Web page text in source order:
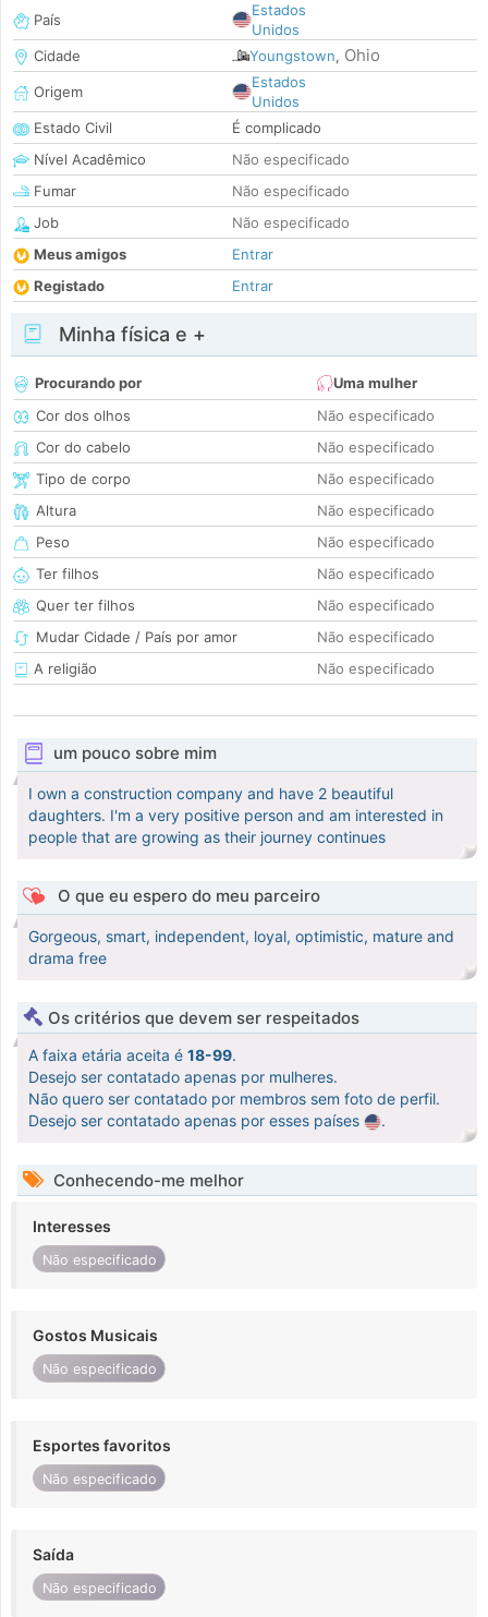
País
Estados
Unidos
Cidade
Youngstown, Ohio
Origem
Estados
Unidos
Estado Civil
É complicado
Nível Acadêmico
Não especificado
Fumar
Não especificado
Job
Não especificado
Meus amigos
Entrar
Registado
Entrar
Minha física e +
Procurando por
Uma mulher
Cor dos olhos
Não especificado
Cor do cabelo
Não especificado
Tipo de corpo
Não especificado
Altura
Não especificado
Peso
Não especificado
Ter filhos
Não especificado
Quer ter filhos
Não especificado
Mudar Cidade / País por amor
Não especificado
A religião
Não especificado
um pouco sobre mim
I own a construction company and have 2 beautiful
daughters. I'm a very positive person and am interested in
people that are growing as their journey continues
O que eu espero do meu parceiro
Gorgeous, smart, independent, loyal, optimistic, mature and
drama free
Os critérios que devem ser respeitados
A faixa etária aceita é 18-99.
Desejo ser contatado apenas por mulheres.
Não quero ser contatado por membros sem foto de perfil.
Desejo ser contatado apenas por esses países
.
Conhecendo-me melhor
Interesses
Não especificado
Gostos Musicais
Não especificado
Esportes favoritos
Não especificado
Saída
Não especificado